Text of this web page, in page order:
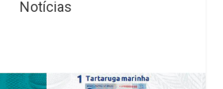
Notícias